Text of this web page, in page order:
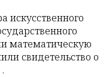
математическую
свидетельство о